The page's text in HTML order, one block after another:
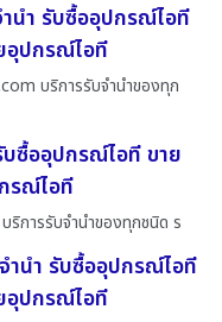
ำนำ รับซื้ออุปกรณ์ไอที
อุปกรณ์ไอที
บริการรับจำนำของทุก
บซื้ออุปกรณ์ไอที ขาย
รณ์ไอที
ริการรับจำนำของทุกชนิด ร
ำนำ รับซื้ออุปกรณ์ไอที
อุปกรณ์ไอที